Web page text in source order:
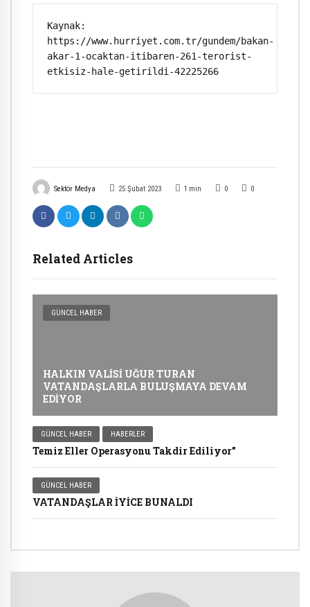
Sektör Medya 25 Şubat 2023 1 min 0 0
Related Articles
GÜNCEL HABER
HALKIN VALİSİ UĞUR TURAN
VATANDAŞLARLA BULUŞMAYA DEVAM
EDİYOR
GÜNCEL HABER HABERLER
Temiz Eller Operasyonu Takdir Ediliyor”
GÜNCEL HABER
VATANDAŞLAR İYİCE BUNALDI
Kaynak:
https://www.hurriyet.com.tr/gundem/bakan-
akar-1-ocaktan-itibaren-261-terorist-
etkisiz-hale-getirildi-42225266